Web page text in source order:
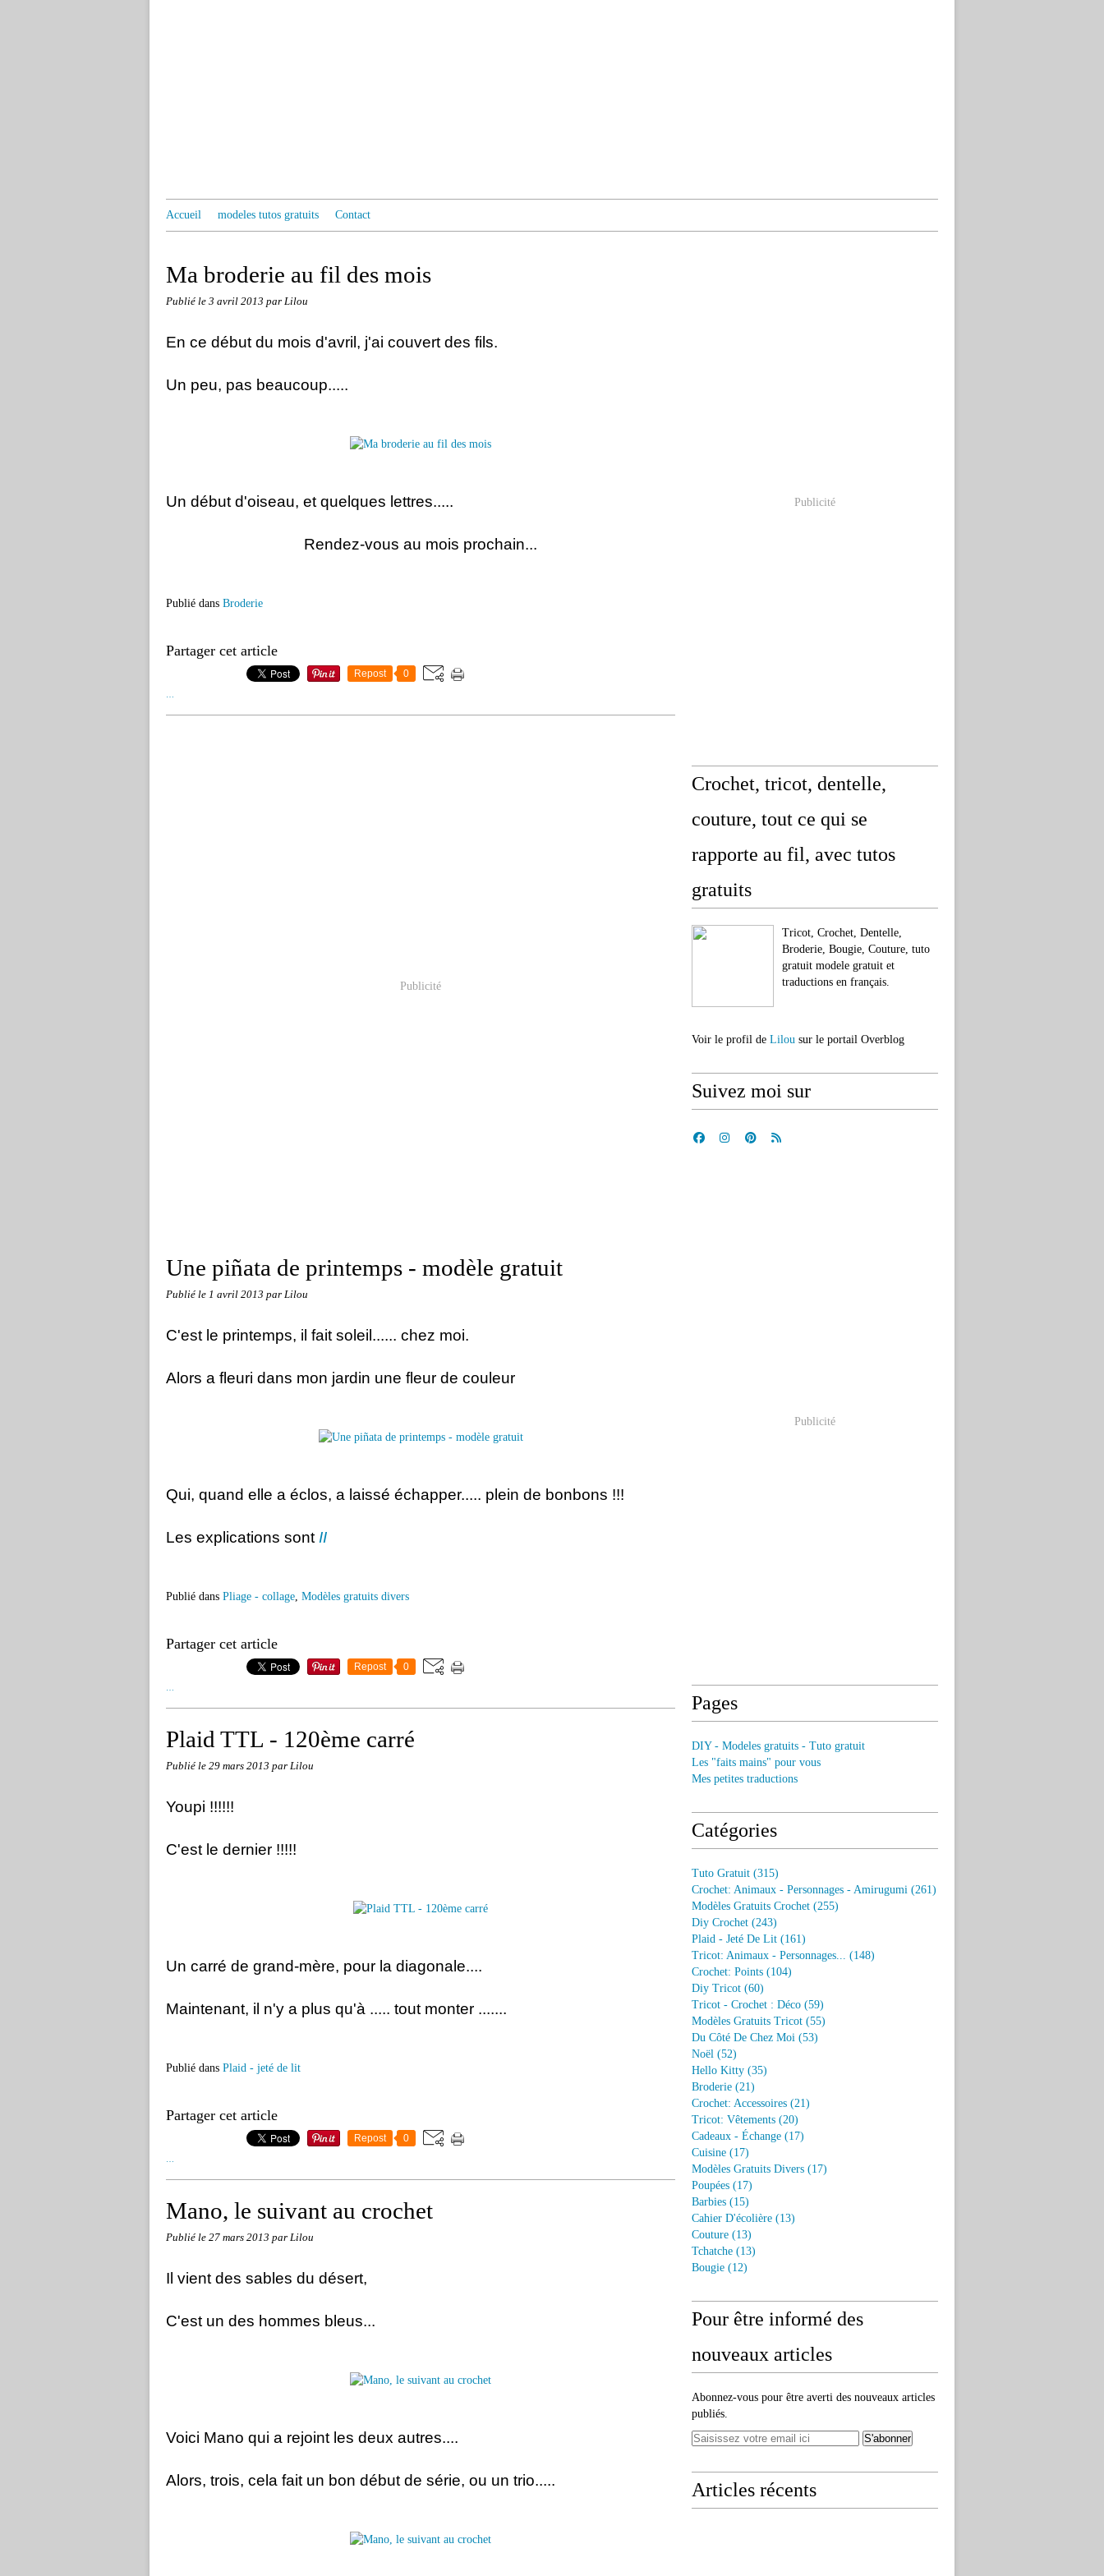
Accueil modeles tutos gratuits Contact
Ma broderie au fil des mois
Publié le 3 avril 2013 par Lilou
En ce début du mois d'avri l, j'ai couvert des fils.
Un peu, pas beaucoup.....
Un début d'oiseau, et quelques lettres.....
Rendez-vous au mois prochain...
Publié dans Broderie
Partager cet article
Repost 0
Publicité
Une piñata de printemps - modèle gratuit
Publié le 1 avril 2013 par Lilou
C'est le printemps, il fait soleil...... chez moi.
Alors a fleuri dans mon jardin une fleur de couleur
Qui, quand elle a éclos, a laissé échapper..... plein de bonbons !!!
Les explications sont II
Publié dans Pliage - collage, Modèles gratuits divers
Partager cet article
Repost 0
Plaid TTL - 120ème carré
Publié le 29 mars 2013 par Lilou
Youpi !!!!!!
C'est le dernier !!!!!
Un carré de grand-mère, pour la diagonale....
Maintenant, il n'y a plus qu'à ..... tout monter .......
Publié dans Plaid - jeté de lit
Partager cet article
Repost 0
Mano, le suivant au crochet
Publié le 27 mars 2013 par Lilou
Il vient des sables du désert,
C'est un des hommes bleus...
Voici Mano qui a rejoint les deux autres....
Alors, trois, cela fait un bon début de série, ou un trio.....
Publicité
Crochet, tricot, dentelle,
couture, tout ce qui se
rapporte au fil, avec tutos
gratuits
Tricot, Crochet, Dentelle,
Broderie, Bougie, Couture, tuto
gratuit modele gratuit et
traductions en français.
Voir le profil de Lilou sur le portail Overblog
Suivez moi sur
Publicité
Pages
DIY - Modeles gratuits - Tuto gratuit
Les "faits mains" pour vous
Mes petites traductions
Catégories
Tuto Gratuit (315)
Crochet: Animaux - Personnages - Amirugumi (261)
Modèles Gratuits Crochet (255)
Diy Crochet (243)
Plaid - Jeté De Lit (161)
Tricot: Animaux - Personnages... (148)
Crochet: Points (104)
Diy Tricot (60)
Tricot - Crochet : Déco (59)
Modèles Gratuits Tricot (55)
Du Côté De Chez Moi (53)
Noël (52)
Hello Kitty (35)
Broderie (21)
Crochet: Accessoires (21)
Tricot: Vêtements (20)
Cadeaux - Échange (17)
Cuisine (17)
Modèles Gratuits Divers (17)
Poupées (17)
Barbies (15)
Cahier D'écolière (13)
Couture (13)
Tchatche (13)
Bougie (12)
Pour être informé des
nouveaux articles
Abonnez-vous pour être averti des nouveaux articles
publiés.
Articles récents